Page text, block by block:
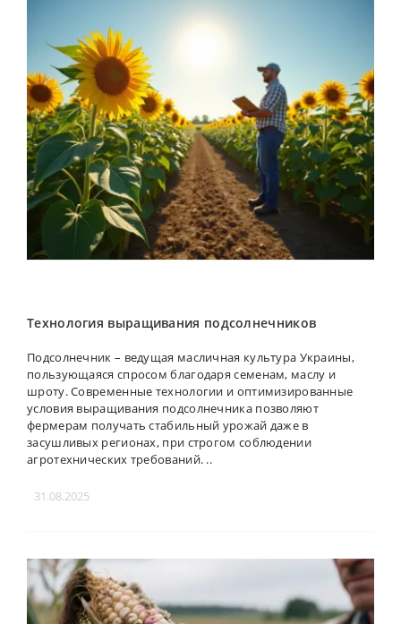
Технология выращивания подсолнечников
Подсолнечник – ведущая масличная культура Украины,
пользующаяся спросом благодаря семенам, маслу и
шроту. Современные технологии и оптимизированные
условия выращивания подсолнечника позволяют
фермерам получать стабильный урожай даже в
засушливых регионах, при строгом соблюдении
агротехнических требований. ..
31.08.2025